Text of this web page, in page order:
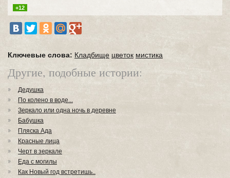
+12
Ключевые слова: Кладбище цветок мистика
Другие, подобные истории:
Дедушка
По колено в воде...
Зеркало или одна ночь в деревне
Бабушка
Пляска Ада
Красные лица
Черт в зеркале
Еда с могилы
Как Новый год встретишь..